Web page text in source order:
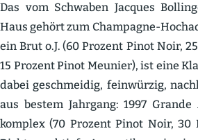
Das vom Schwaben Jacques
Haus gehört zum Champagne-
ein Brut o.J. (60 Prozent Pinot Noir,
15 Prozent Pinot Meunier), ist eine
dabei geschmeidig, feinwürzig,
aus bestem Jahrgang: 1997
komplex (70 Prozent Pinot Noir, 30